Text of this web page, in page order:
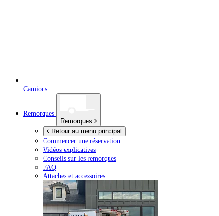
Camions
Remorques
Remorques
Retour au menu principal
Commencer une réservation
Vidéos explicatives
Conseils sur les remorques
FAQ
Attaches et accessoires